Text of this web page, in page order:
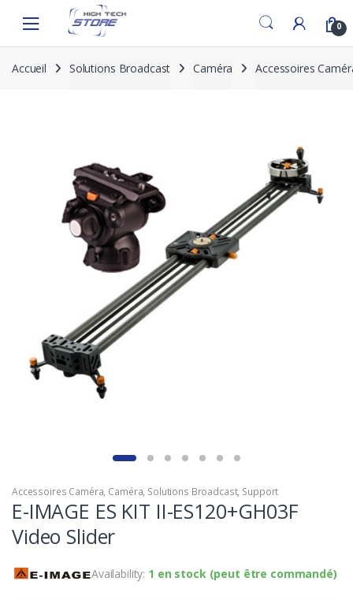
navigation
content
0
Accueil Solutions Broadcast Caméra Accessoires
Accessoires Caméra, Caméra, Solutions Broadcast, Support
E-IMAGE ES KIT II-ES120+GH03F
Video Slider
Availability: 1 en stock (peut être commandé)